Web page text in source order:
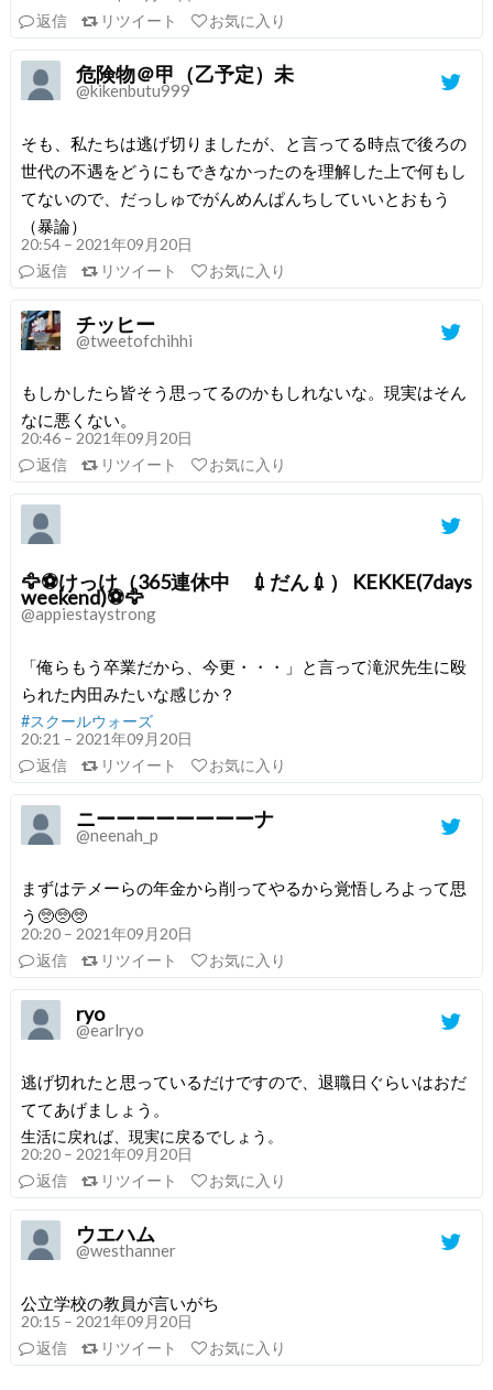
返信
リツイート お気に入り
危険物＠甲（乙予定）未
@kikenbutu999
そも、私たちは逃げ切りましたが、と言ってる時点で後ろの
世代の不遇をどうにもできなかったのを理解した上で何もし
てないので、だっしゅでがんめんぱんちしていいとおもう
（暴論）
20:54 – 2021年09月20日
返信
リツイート お気に入り
チッヒー
@tweetofchihhi
もしかしたら皆そう思ってるのかもしれないな。現実はそん
なに悪くない。
20:46 – 2021年09月20日
返信
リツイート お気に入り
🦅⚽️けっけ（365連休中 💉だん💉） KEKKE(7days
weekend)⚽️🦅
@appiestaystrong
「俺らもう卒業だから、今更・・・」と言って滝沢先生に殴
られた内田みたいな感じか？
#スクールウォーズ
20:21 – 2021年09月20日
返信
リツイート お気に入り
ニーーーーーーーーナ
@neenah_p
まずはテメーらの年金から削ってやるから覚悟しろよって思
う🥺🥺🥺
20:20 – 2021年09月20日
返信
リツイート お気に入り
ryo
@earlryo
逃げ切れたと思っているだけですので、退職日ぐらいはおだ
ててあげましょう。
生活に戻れば、現実に戻るでしょう。
20:20 – 2021年09月20日
返信
リツイート お気に入り
ウエハム
@westhanner
公立学校の教員が言いがち
20:15 – 2021年09月20日
返信
リツイート お気に入り